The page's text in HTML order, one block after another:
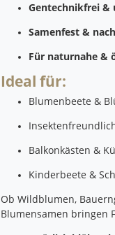
Gentechnikfrei &
Samenfest &
Für naturnahe &
Ideal für:
Blumenbeete &
Balkonkästen &
Kinderbeete &
Ob Wildblumen,
Blumensamen bringen